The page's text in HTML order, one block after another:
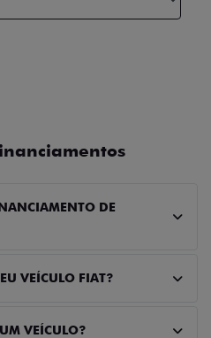
DE
VEÍCULO FIAT?
VEÍCULO?